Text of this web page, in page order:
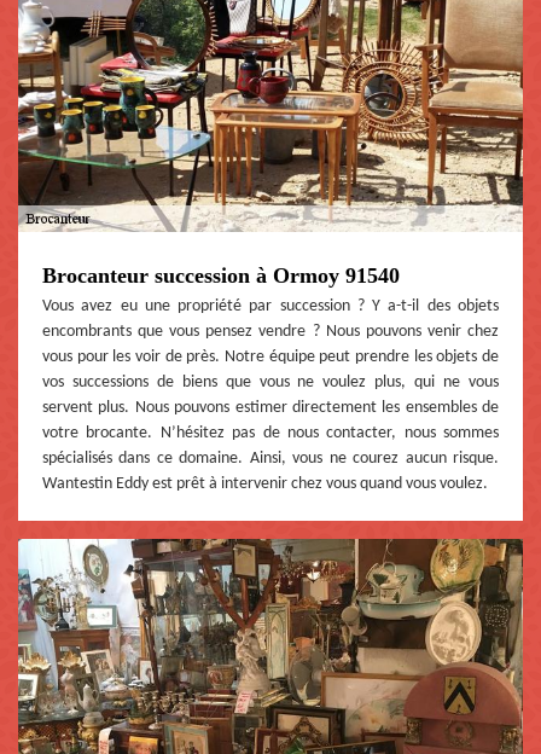
Brocanteur succession à Ormoy 91540
Vous avez eu une propriété par succession ? Y a-t-il des objets
encombrants que vous pensez vendre ? Nous pouvons venir chez
vous pour les voir de près. Notre équipe peut prendre les objets de
vos successions de biens que vous ne voulez plus, qui ne vous
servent plus. Nous pouvons estimer directement les ensembles de
votre brocante. N’hésitez pas de nous contacter, nous sommes
spécialisés dans ce domaine. Ainsi, vous ne courez aucun risque.
Wantestin Eddy est prêt à intervenir chez vous quand vous voulez.